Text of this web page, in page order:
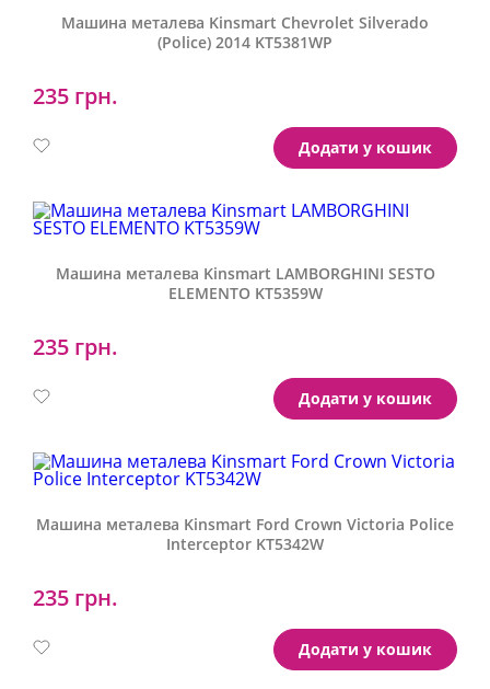
Машина металева Kinsmart Chevrolet Silverado
(Police) 2014 KT5381WP
235 грн.
Артикул: Додати у кошик
Машина металева Kinsmart LAMBORGHINI SESTO
ELEMENTO KT5359W
235 грн.
Артикул: Додати у кошик
Машина металева Kinsmart Ford Crown Victoria Police
Interceptor KT5342W
235 грн.
Артикул: Додати у кошик